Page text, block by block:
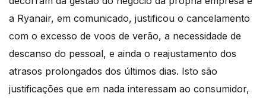
a Ryanair, em comunicado, justificou o cancelamento
com o excesso de voos de verão, a necessidade de
descanso do pessoal, e ainda o reajustamento dos
atrasos prolongados dos últimos dias. Isto são
justificações que em nada interessam ao consumidor,